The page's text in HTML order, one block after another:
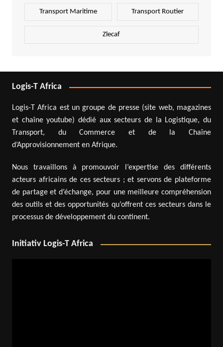
Transport Maritime Transport Routier
Zlecaf
Logis-T Africa
Logis-T Africa est un groupe de presse (site web, magazines
et chaîne youtube) dédié aux secteurs de la Logistique, du
Transport, du Commerce et de la Chaîne
d’Approvisionnement en Afrique.
Nous travaillons à promouvoir l’expertise des différents
acteurs africains de ces secteurs ; et servons de plateforme
de partage et d’échange, pour une meilleure compréhension
des outils et des opportunités qu’offrent ces secteurs dans le
processus de développement du continent.
Initiativ Logis-T Africa